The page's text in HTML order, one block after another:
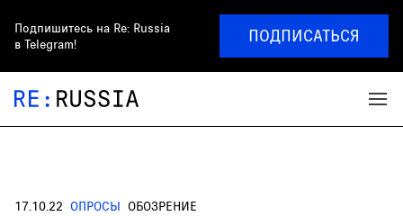
Подпишитесь на Re: Russia
в Telegram!
ПОДПИСАТЬСЯ
17.10.22 ОПРОСЫ ОБОЗРЕНИЕ